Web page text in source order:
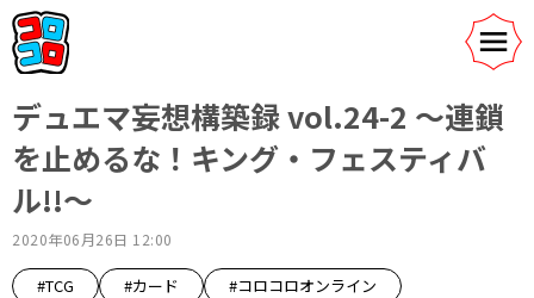
デュエマ妄想構築録 vol.24-2 ～連鎖
を止めるな！キング・フェスティバ
ル!!～
2020年06月26日 12:00
#TCG #カード
#コロコロオンライン